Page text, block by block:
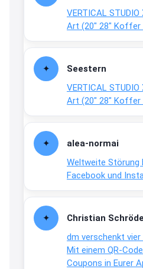
VERTICAL
Art (20″ 28″ Koffer
Seestern
VERTICAL
Art (20″ 28″ Koffer
alea-normai
Weltweite Störung
Facebook und
Christian
dm verschenkt vier
Mit einem QR-
Coupons in Eurer
dich zu sehen,
15:01
An 01.08. /
/ max. 15.000
↩
2:19
↩